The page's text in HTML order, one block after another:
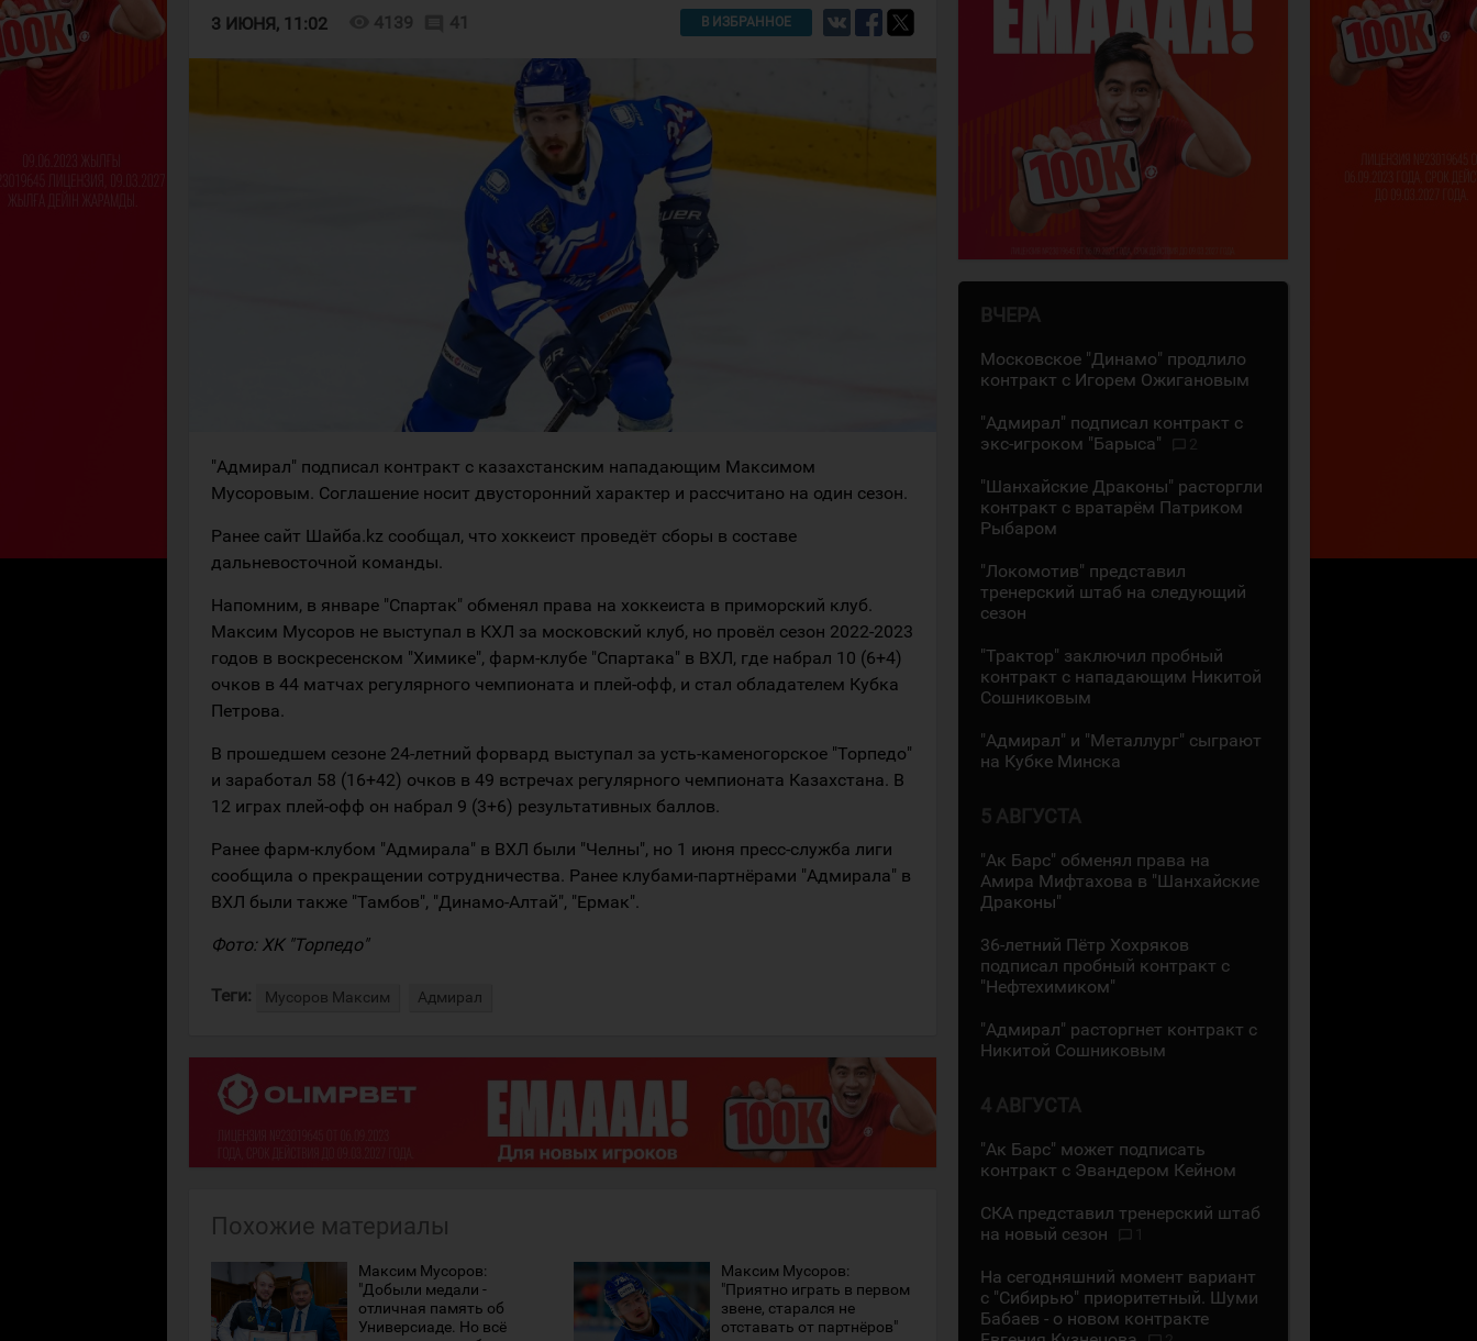
3 ИЮНЯ, 11:02 4139 41 В ИЗБРАННОЕ
"Адмирал" подписал контракт с казахстанским нападающим Максимом
Мусоровым. Соглашение носит двусторонний характер и рассчитано на один сезон.
Ранее сайт Шайба.kz сообщал, что хоккеист проведёт сборы в составе
дальневосточной команды.
Напомним, в январе "Спартак" обменял права на хоккеиста в приморский клуб.
Максим Мусоров не выступал в КХЛ за московский клуб, но провёл сезон 2022-2023
годов в воскресенском "Химике", фарм-клубе "Спартака" в ВХЛ, где набрал 10 (6+4)
очков в 44 матчах регулярного чемпионата и плей-офф, и стал обладателем Кубка
Петрова.
В прошедшем сезоне 24-летний форвард выступал за усть-каменогорское "Торпедо"
и заработал 58 (16+42) очков в 49 встречах регулярного чемпионата Казахстана. В
12 играх плей-офф он набрал 9 (3+6) результативных баллов.
Ранее фарм-клубом "Адмирала" в ВХЛ были "Челны", но 1 июня пресс-служба лиги
сообщила о прекращении сотрудничества. Ранее клубами-партнёрами "Адмирала" в
ВХЛ были также "Тамбов", "Динамо-Алтай", "Ермак".
Фото: ХК "Торпедо"
Теги: Мусоров Максим Адмирал
Похожие материалы
Максим Мусоров:
"Добыли медали -
отличная память об
Универсиаде. Но всё
Максим Мусоров:
"Приятно играть в первом
звене, старался не
отставать от партнёров"
ВЧЕРА
Московское "Динамо" продлило
контракт с Игорем Ожигановым
"Адмирал" подписал контракт с
экс-игроком "Барыса"
"Шанхайские Драконы" расторгли
контракт с вратарём Патриком
Рыбаром
"Локомотив" представил
тренерский штаб на следующий
сезон
"Трактор" заключил пробный
контракт с нападающим Никитой
Сошниковым
"Адмирал" и "Металлург" сыграют
на Кубке Минска
5 АВГУСТА
"Ак Барс" обменял права на
Амира Мифтахова в "Шанхайские
Драконы"
36-летний Пётр Хохряков
подписал пробный контракт с
"Нефтехимиком"
"Адмирал" расторгнет контракт с
Никитой Сошниковым
4 АВГУСТА
"Ак Барс" может подписать
контракт с Эвандером Кейном
СКА представил тренерский штаб
на новый сезон
На сегодняшний момент вариант
с "Сибирью" приоритетный. Шуми
Бабаев - о новом контракте